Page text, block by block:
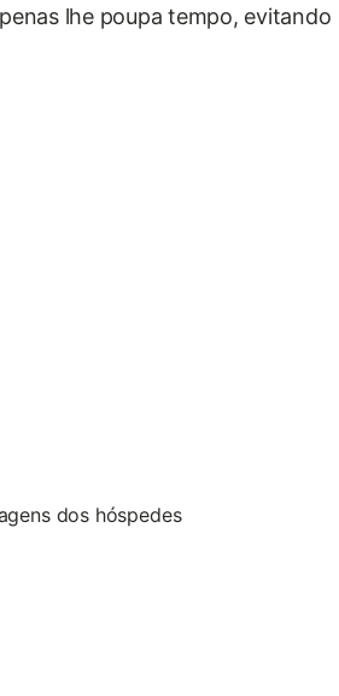
lhe poupa tempo, evitando